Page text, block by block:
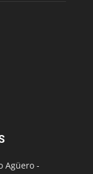
Agüero -